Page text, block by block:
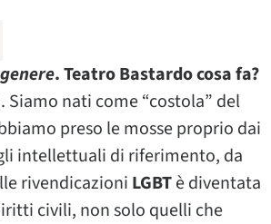
. Teatro Bastardo cosa fa?
nati come “costola” del
preso le mosse proprio dai
intellettuali di riferimento, da
rivendicazioni LGBTè diventata
civili, non solo quelli che